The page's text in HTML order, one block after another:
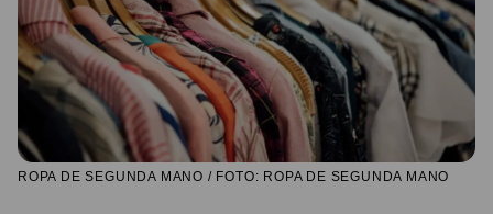
ROPA DE SEGUNDA MANO / FOTO: ROPA DE SEGUNDA MANO